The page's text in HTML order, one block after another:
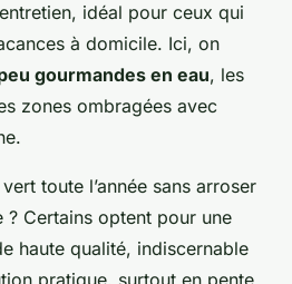
idéal pour ceux qui
à domicile. Ici, on
gourmandes en eau, les
zones ombragées avec
toute l’année sans arroser
? Certains optent pour une
haute qualité, indiscernable